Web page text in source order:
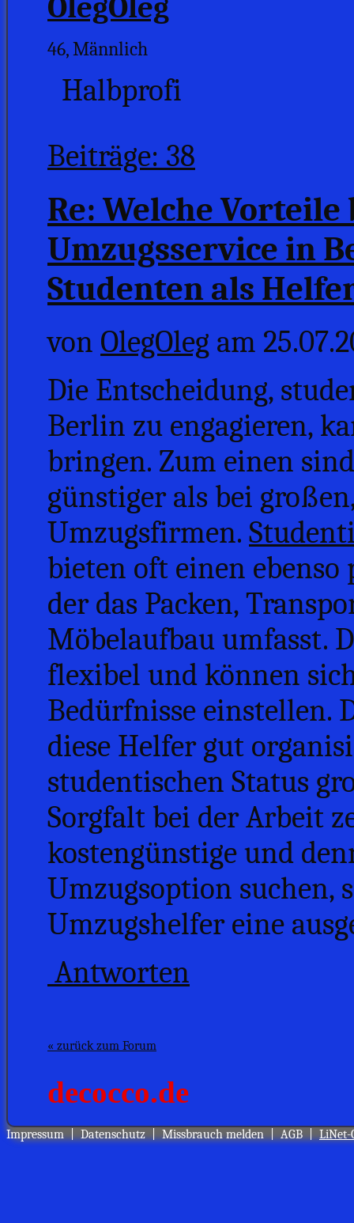
OlegOleg
46, Männlich
Halbprofi
Beiträge: 38
Re: Welche
Umzugsservice in
Studenten als
von OlegOleg am
Die Entscheidung,
Berlin zu engagieren,
bringen. Zum einen
günstiger als bei
Umzugsfirmen.
bieten oft einen ebenso
der das Packen,
Möbelaufbau umfasst.
flexibel und können
Bedürfnisse einstellen.
diese Helfer gut
studentischen Status
Sorgfalt bei der Arbeit
kostengünstige und
Umzugsoption suchen,
Umzugshelfer eine
Antworten
« zurück zum Forum
Impressum|Datenschutz|Missbrauch melden|AGB|LiNet-